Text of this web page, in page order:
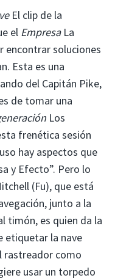
El clip de la
el EmpresaLa
encontrar soluciones
Esta es una
del Capitán Pike,
de tomar una
Los
frenética sesión
hay aspectos que
y Efecto”. Pero lo
(Fu), que está
junto a la
timón, es quien da la
etiquetar la nave
rastreador como
usar un torpedo